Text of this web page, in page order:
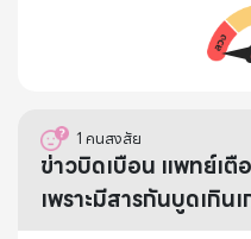
ตรวจร่างกาย หมอบอกว่า
แต่หมอก็ยังเช็คไม่ได้ว่า
มาด้วยใจหดหู่หมดกำลังใ
ภรรยาที่น่ารัก แม่พ่อและญาติที่รักอีกหลายชีวิต ที่จะ
ทำให้ต้องสู้กับโรคร้าย จนกระทั่งคุณมนัสได้เปิดใจ เล่า
1 คนสงสัย
ข่าวบิดเบือน แพทย์เตื
เพราะมีสารกันบูดเกิน